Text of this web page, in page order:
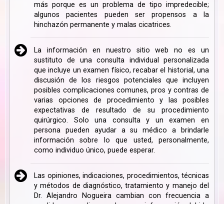
más porque es un problema de tipo impredecible;
algunos pacientes pueden ser propensos a la
hinchazón permanente y malas cicatrices.
La información en nuestro sitio web no es un
sustituto de una consulta individual personalizada
que incluye un examen físico, recabar el historial, una
discusión de los riesgos potenciales que incluyen
posibles complicaciones comunes, pros y contras de
varias opciones de procedimiento y las posibles
expectativas de resultado de su procedimiento
quirúrgico. Solo una consulta y un examen en
persona pueden ayudar a su médico a brindarle
información sobre lo que usted, personalmente,
como individuo único, puede esperar.
Las opiniones, indicaciones, procedimientos, técnicas
y métodos de diagnóstico, tratamiento y manejo del
Dr. Alejandro Nogueira cambian con frecuencia a